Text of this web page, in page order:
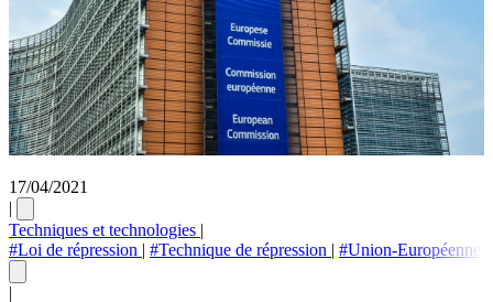
17/04/2021
|
Techniques et technologies |
#Loi de répression | #Technique de répression | #Union-Européenne
|